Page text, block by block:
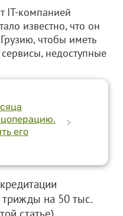
IT-компанией
известно, что он
чтобы иметь
недоступные
его
>
на 50 тыс.